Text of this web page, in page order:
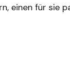
einen für sie